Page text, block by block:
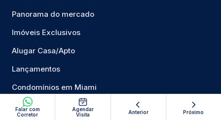
Falar com
Corretor
Agendar
Visita
Anterior Próximo
Panorama do mercado
Imóveis Exclusivos
Alugar Casa/Apto
Lançamentos
Condomínios em Miami
Bairros e Cidades de Miami